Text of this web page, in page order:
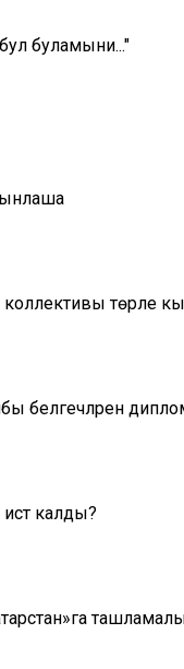
буламыни..."
төрле
диплом
калды?
ташламалы